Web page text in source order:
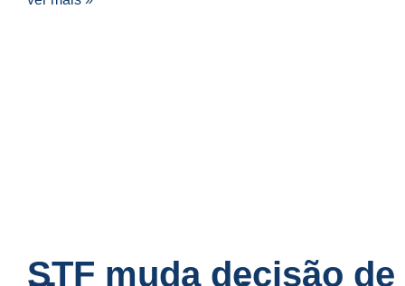
STF muda decisão de